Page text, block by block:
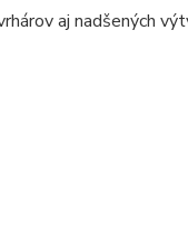
aj nadšených